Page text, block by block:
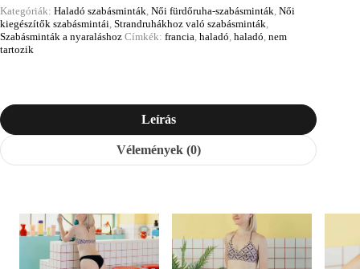
Kategóriák: Haladó szabásminták Női fürdőruha-szabásminták Női
kiegészítők szabásmintái Strandruhákhoz való szabásminták
Szabásminták a nyaraláshoz Címkék: francia haladó haladó nem
tartozik
Leírás
Vélemények (0)